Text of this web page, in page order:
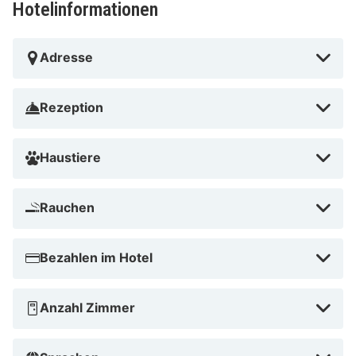
Plage de Juan les Pins entfernt.
Musée de la Mer in der Nähe
Hotelinformationen
Adresse
Rezeption
Haustiere
Rauchen
Bezahlen im Hotel
Anzahl Zimmer